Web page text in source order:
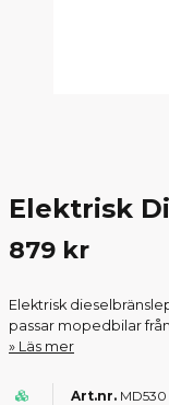
Elektrisk
879 kr
Elektrisk
passar mopedbilar
Läs mer
MD530